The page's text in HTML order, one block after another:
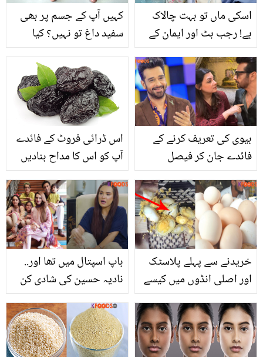
کہیں آپ کے جسم پر بھی
سفید داغ تو نہیں؟ کیا
پھیل سکتے ہیں؟
اسکی ماں تو بہت چالاک
ہے! رجب بٹ اور ایمان کے
بنائی گئی ویڈیو پر
صارفین کیوں بھڑک گئے؟
اس ڈرائی فروٹ کے فائدے
آپ کو اس کا مداح بنادیں
بیوی کی تعریف کرنے کے
فائدے جان کر فیصل
ویڈیو شیئر کر دی
باپ اسپتال میں تھا اور..
نادیہ حسین کی شادی کن
حقائق جو بہت کم لوگ
جانتے ہیں
خریدنے سے پہلے پلاسٹک
اور اصلی انڈوں میں کیسے